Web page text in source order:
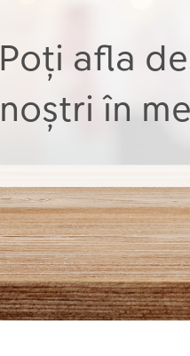
Poți afla
noștri în